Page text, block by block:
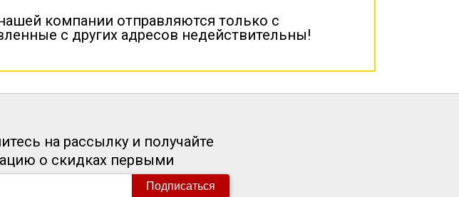
компании отправляются только с
с других адресов недействительны!
на рассылку и получайте
о скидках первыми
Подписаться